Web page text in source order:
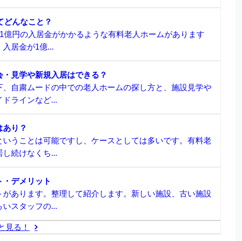
どんなこと？
円の入居金がかかるような有料老人ホームがあります
居金が1億...
見学や新規入居はできる？
自粛ムードの中での老人ホームの探し方と、施設見学や
ラインなど...
り？
うことは可能ですし、ケースとしては多いです。有料老
続けなくち...
デメリット
あります。整理して紹介します。新しい施設、古い施設
スタッフの...
見る！